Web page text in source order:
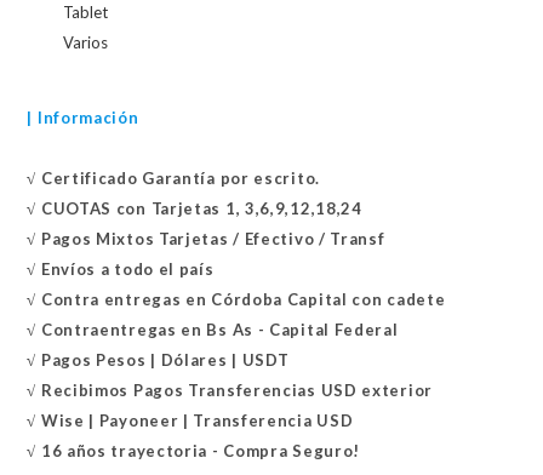
Tablet
Varios
| Información
√ Certificado Garantía por escrito.
√ CUOTAS con Tarjetas 1, 3,6,9,12,18,24
√ Pagos Mixtos Tarjetas / Efectivo / Transf
√ Envíos a todo el país
√ Contra entregas en Córdoba Capital con cadete
√ Contraentregas en Bs As - Capital Federal
√ Pagos Pesos | Dólares | USDT
√ Recibimos Pagos Transferencias USD exterior
√ Wise | Payoneer | Transferencia USD
√ 16 años trayectoria - Compra Seguro!